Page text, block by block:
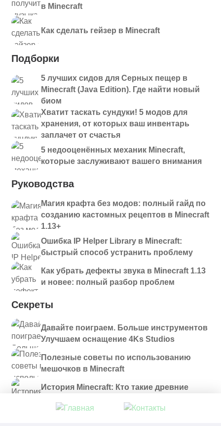
в Minecraft
Как сделать гейзер в Minecraft
Подборки
5 лучших сидов для Серных пещер в
Minecraft (Java Edition). Где найти новый
биом
Хватит таскать сундуки! 5 модов для
хранения, от которых ваш инвентарь
заплачет от счастья
5 недооценённых механик Minecraft,
которые заслуживают вашего внимания
Руководства
Магия крафта без модов: полный гайд по
созданию кастомных рецептов в Minecraft
1.13+
Ошибка IP Helper Library в Minecraft:
быстрый способ устранить проблему
Как убрать дефекты звука в Minecraft 1.13
и новее: полный разбор проблем
Секреты
Давайте поиграем. Больше инструментов
Улучшаем оснащение 4Ks Studios
Полезные советы по использованию
мешочков в Minecraft
История Minecraft: Кто такие древние